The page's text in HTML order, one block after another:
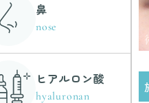
鼻
nose
ヒアルロン酸
hyaluronan